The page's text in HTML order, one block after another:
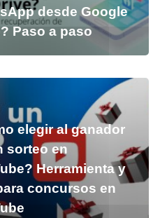
desde Google
Paso a paso
elegir al ganador
sorteo en
Herramienta y
concursos en